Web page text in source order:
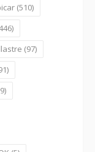
(510)
(97)